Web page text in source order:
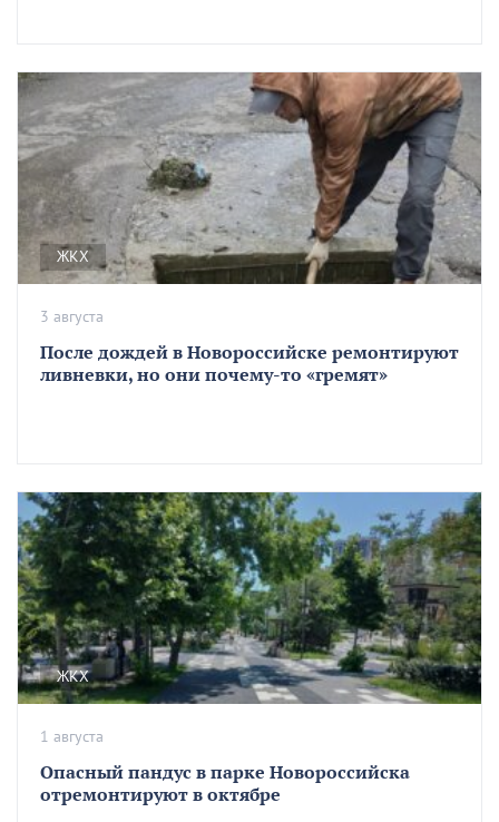
ЖКХ
После дождей в Новороссийске ремонтируют
ливневки, но они почему-то «гремят»
3 августа
ЖКХ
Опасный пандус в парке Новороссийска
отремонтируют в октябре
1 августа